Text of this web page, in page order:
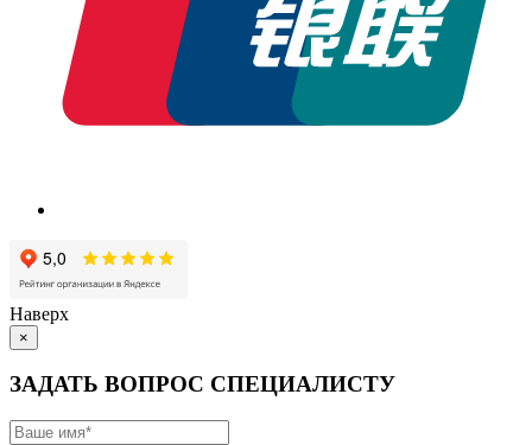
Наверх
×
ЗАДАТЬ ВОПРОС СПЕЦИАЛИСТУ